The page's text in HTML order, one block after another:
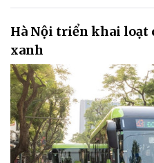
Hà Nội triển khai loạt
xanh